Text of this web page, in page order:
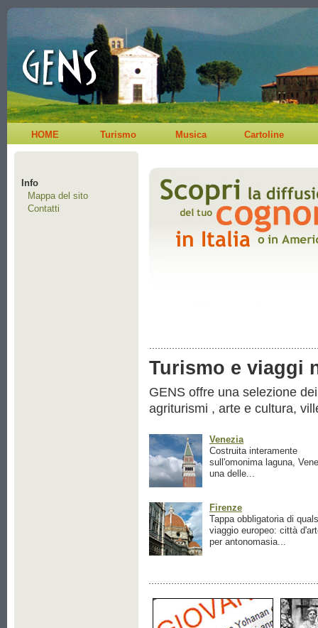
HOME Turismo Musica Cartoline
Info
Mappa del sito
Contatti
Turismo e viaggi
GENS offre una selezione
agriturismi , arte e cultura,
Venezia
Costruita interamente
sull'omonima laguna,
una delle...
Firenze
Tappa obbligatoria di
viaggio europeo: città
per antonomasia...